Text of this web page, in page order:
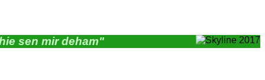
sen mir deham"